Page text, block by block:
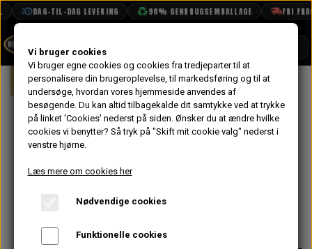
DAG-TIL-DAG LEVERING 98% GENBRUGSEMBALLAGE FRI
BOOK TID
PROJEKTER
TEKNISK DATA
VANDPOLERING
Forside Mini Elektrisk System Starter
På lager
Starter Motor
kg)
844,00 kr.
Varenummer: GXE4404
Vi bruger cookies
Vi bruger egne cookies og cookies fra tredjeparter til at
personalisere din brugeroplevelse, til markedsføring og til at
undersøge, hvordan vores hjemmeside anvendes af
besøgende. Du kan altid tilbagekalde dit samtykke ved at trykke
på linket 'Cookies' nederst på siden. Ønsker du at ændre hvilke
cookies vi benytter? Så tryk på "Skift mit cookie valg" nederst i
venstre hjørne.
Læs mere om cookies her
Nødvendige cookies
Funktionelle cookies